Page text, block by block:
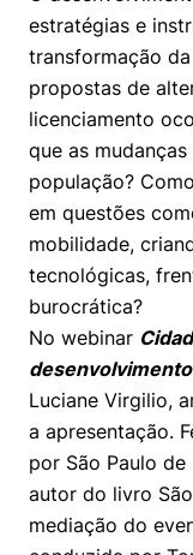
Todas as
Engenharia de
Engenharia de
Engenharia
Engenharia
Direito
Economia
Finanças
Negócios
Políticas Públicas
Prêmio Duda
Como funciona
Resolução Eficaz
Oportunidade de
Trabalhe conosco
Sala de Imprensa
Biblioteca Telles
Repositório
Pesquisa na
Seminários
Comitê de Ética em
Notícias
Youtube
Instagram
Linkedin
Direito
Busca por docentes
Áreas de
Prêmios de
Ensino e
Fale Conosco
Atendimento
Visite o Insper
Canal de Ética
Ouvidoria
Portal da Privacidade
estratégias e
transformação
propostas de
licenciamento
que as
população?
em questões
mobilidade,
tecnológicas,
burocrática?
No webinar
Luciane Virgilio,
a apresentação.
por São Paulo de
autor do livro
mediação do